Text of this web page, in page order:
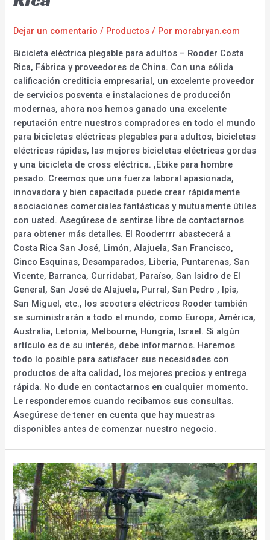
Dejar un comentario / Productos / Por morabryan.com
Bicicleta eléctrica plegable para adultos – Rooder Costa
Rica, Fábrica y proveedores de China. Con una sólida
calificación crediticia empresarial, un excelente proveedor
de servicios posventa e instalaciones de producción
modernas, ahora nos hemos ganado una excelente
reputación entre nuestros compradores en todo el mundo
para bicicletas eléctricas plegables para adultos, bicicletas
eléctricas rápidas, las mejores bicicletas eléctricas gordas
y una bicicleta de cross eléctrica. ,Ebike para hombre
pesado. Creemos que una fuerza laboral apasionada,
innovadora y bien capacitada puede crear rápidamente
asociaciones comerciales fantásticas y mutuamente útiles
con usted. Asegúrese de sentirse libre de contactarnos
para obtener más detalles. El Rooderrrr abastecerá a
Costa Rica San José, Limón, Alajuela, San Francisco,
Cinco Esquinas, Desamparados, Liberia, Puntarenas, San
Vicente, Barranca, Curridabat, Paraíso, San Isidro de El
General, San José de Alajuela, Purral, San Pedro , Ipís,
San Miguel, etc., los scooters eléctricos Rooder también
se suministrarán a todo el mundo, como Europa, América,
Australia, Letonia, Melbourne, Hungría, Israel. Si algún
artículo es de su interés, debe informarnos. Haremos
todo lo posible para satisfacer sus necesidades con
productos de alta calidad, los mejores precios y entrega
rápida. No dude en contactarnos en cualquier momento.
Le responderemos cuando recibamos sus consultas.
Asegúrese de tener en cuenta que hay muestras
disponibles antes de comenzar nuestro negocio.